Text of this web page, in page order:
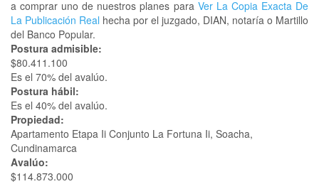
a comprar uno de nuestros planes para Ver La Copia Exacta De
La Publicación Real hecha por el juzgado, DIAN, notaría o Martillo
del Banco Popular.
Postura admisible:
$80.411.100
Es el 70% del avalúo.
Postura hábil:
Es el 40% del avalúo.
Propiedad:
Apartamento Etapa Ii Conjunto La Fortuna Ii, Soacha,
Cundinamarca
Avalúo:
$114.873.000